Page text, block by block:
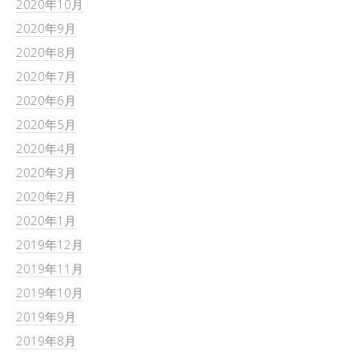
2020年10月
2020年9月
2020年8月
2020年7月
2020年6月
2020年5月
2020年4月
2020年3月
2020年2月
2020年1月
2019年12月
2019年11月
2019年10月
2019年9月
2019年8月